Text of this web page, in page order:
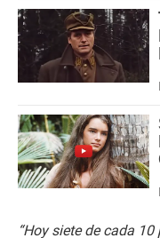
“Hoy siete de cada